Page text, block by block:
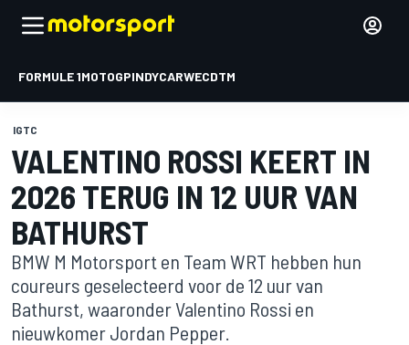
FORMULE 1MOTOGPINDYCARWECDTM
IGTC
VALENTINO ROSSI KEERT IN
2026 TERUG IN 12 UUR VAN
BATHURST
BMW M Motorsport en Team WRT hebben hun
coureurs geselecteerd voor de 12 uur van
Bathurst, waaronder Valentino Rossi en
nieuwkomer Jordan Pepper.